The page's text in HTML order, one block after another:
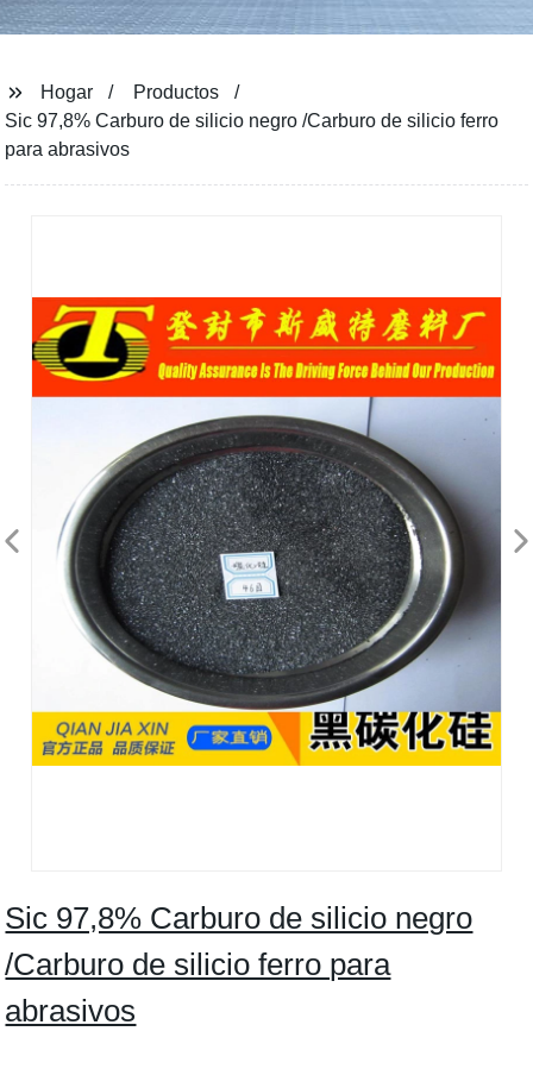
Hogar
Productos
Sic 97,8% Carburo de silicio negro /Carburo de silicio ferro
para abrasivos
Sic 97,8% Carburo de silicio negro
/Carburo de silicio ferro para
abrasivos